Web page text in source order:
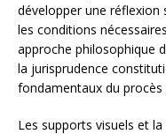
développer une réflexion
les conditions
approche philosophique
la jurisprudence
fondamentaux du procès
Les supports visuels et la